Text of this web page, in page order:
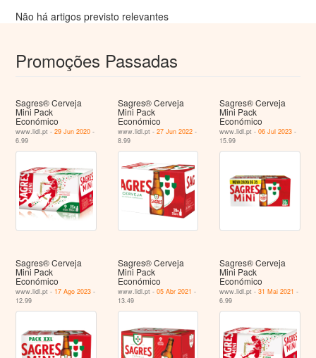
Não há artigos previsto relevantes
Promoções Passadas
Sagres® Cerveja
Mini Pack
Económico
www.lidl.pt -29 Jun 2020 -
6.99
Sagres® Cerveja
Mini Pack
Económico
www.lidl.pt - 27 Jun 2022-
8.99
Sagres® Cerveja
Mini Pack
Económico
www.lidl.pt -06 Jul 2023 -
15.99
Sagres® Cerveja
Mini Pack
Económico
www.lidl.pt - 17 Ago 2023 -
12.99
Sagres® Cerveja
Mini Pack
Económico
www.lidl.pt - 05 Abr 2021 -
13.49
Sagres® Cerveja
Mini Pack
Económico
www.lidl.pt -31 Mai 2021 -
6.99